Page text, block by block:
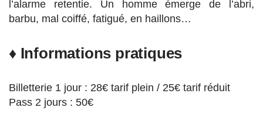
l’alarme retentie. Un homme émerge de l’abri,
barbu, mal coiffé, fatigué, en haillons…
♦ Informations pratiques
Billetterie 1 jour : 28€ tarif plein / 25€ tarif réduit
Pass 2 jours : 50€